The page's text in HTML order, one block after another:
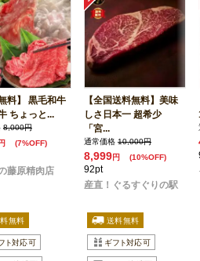
料】 黒毛和牛
ちょっと...
8,000円
円 (7%OFF)
藤原精肉店
【全国送料無料】美味
しさ日本一 超希少
「宮...
通常価格 10,000円
8,999円 (10%OFF)
92pt
産直！ぐるすぐりの駅